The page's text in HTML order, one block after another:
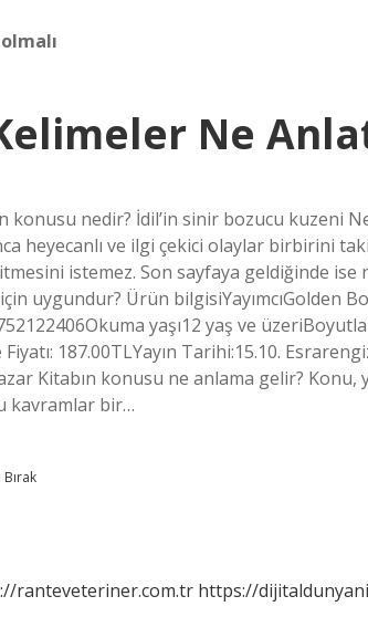
Ne
konusu nedir? İdil’in sinir bozucu kuzeni
heyecanlı ve ilgi çekici olaylar birbirini
istemez. Son sayfaya geldiğinde
uygundur? Ürün bilgisiYayımcı‎Golden
yaşı‎12 yaş ve
187.00TLYayın Tarihi:15.10.
Kitabın konusu ne anlama gelir?
kavramlar bir…
ranteveteriner.com.tr https://